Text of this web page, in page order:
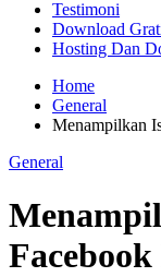
Testimoni
Download
Hosting Dan
Home
General
Menampilkan
General